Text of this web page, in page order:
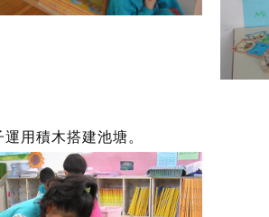
用積木搭建池塘。